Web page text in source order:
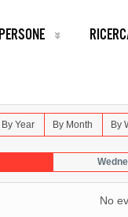
PERSONE
By Year By Month By
No